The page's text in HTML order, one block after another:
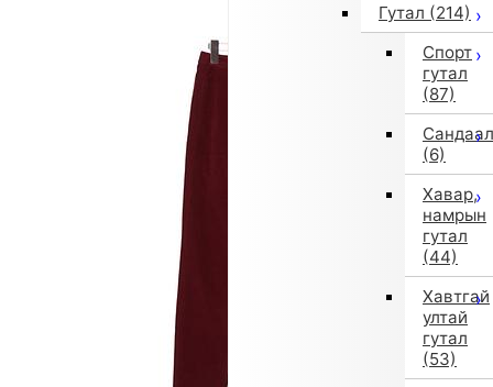
Гутал (214)
Спорт
гутал
(87)
Сандаал
(6)
Хавар,
намрын
гутал
(44)
Хавтгай
ултай
гутал
(53)